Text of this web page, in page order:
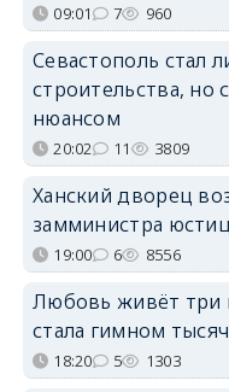
09:01 7 960
Севастополь
строительства,
нюансом
20:02 11 3809
Ханский дворец
замминистра
19:00 6 8556
Любовь живёт три
стала гимном
18:20 5 1303